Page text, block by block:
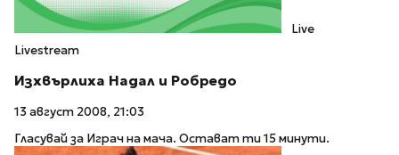
Live
Livestream
Изхвърлиха Надал и Робредо
13 август 2008, 21:03
Гласувай за Играч на мача. Остават ти 15 минути.